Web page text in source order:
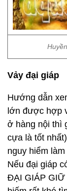
Vảy đại giáp
Hướng dẫn
lớn được hợp
ở hàng nội thì
cựa là tốt
nguy hiểm
Nếu đại giáp
ĐẠI GIÁP GIỮ